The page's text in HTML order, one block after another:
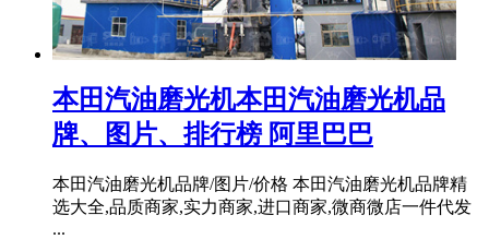
本田汽油磨光机本田汽油磨光机品
牌、图片、排行榜 阿里巴巴
本田汽油磨光机品牌/图片/价格 本田汽油磨光机品牌精
选大全,品质商家,实力商家,进口商家,微商微店一件代发
...